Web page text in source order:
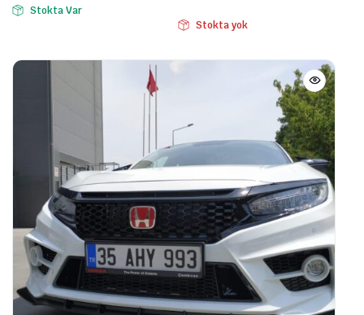
Stokta Var
Stokta yok